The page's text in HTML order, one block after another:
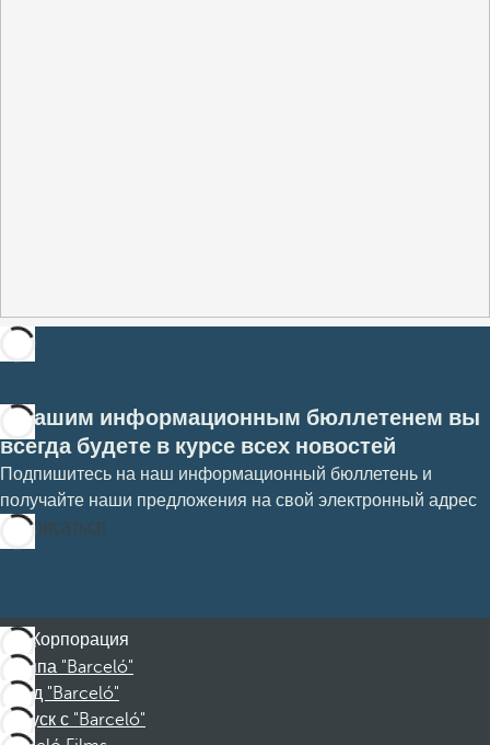
С нашим информационным бюллетенем вы
всегда будете в курсе всех новостей
Подпишитесь на наш информационный бюллетень и
получайте наши предложения на свой электронный адрес
Подписаться
Корпорация
Группа "Barceló"
Фонд "Barceló"
Отпуск с "Barceló"